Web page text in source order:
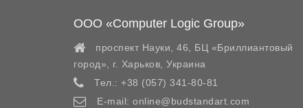
ООО «Computer Logic Group»
проспект Науки, 46, БЦ «Бриллиантовый
город»,
г. Харьков Украина
Тел.: +38 (057) 341-80-81
E-mail: online@budstandart.com